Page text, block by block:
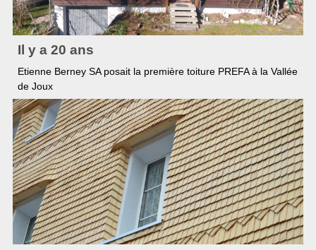
Il y a 20 ans
Etienne Berney SA posait la première toiture PREFA à la Vallée
de Joux